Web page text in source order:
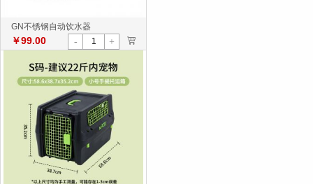
GN不锈钢自动饮水器
￥99.00 - + >